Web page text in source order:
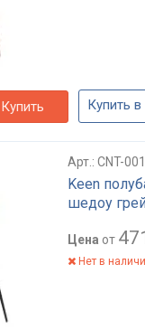
Купить Купить
Арт.: CNT-
Keen
шедоу
Цена от
Нет в